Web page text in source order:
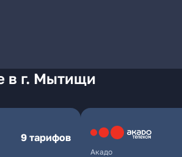
в г. Мытищи
9 тарифов
Акадо